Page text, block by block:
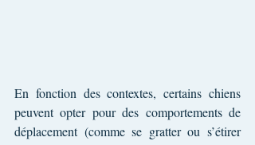
En fonction des contextes, certains chiens
peuvent opter pour des comportements de
déplacement (comme se gratter ou s’étirer